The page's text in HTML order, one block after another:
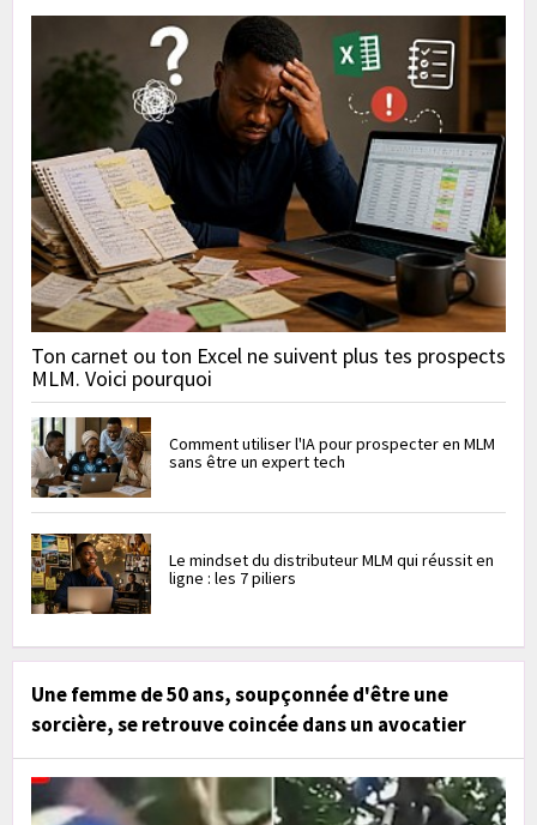
Ton carnet ou ton Excel ne suivent plus tes prospects
MLM. Voici pourquoi
Comment utiliser l'IA pour prospecter en MLM
sans être un expert tech
Le mindset du distributeur MLM qui réussit en
ligne : les 7 piliers
Une femme de 50 ans, soupçonnée d'être une
sorcière, se retrouve coincée dans un avocatier